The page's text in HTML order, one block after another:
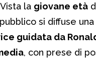
la giovane età
si diffuse una
guidata da
, con prese di